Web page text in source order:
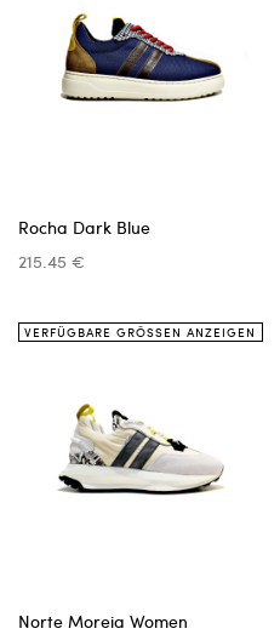
Rocha Dark Blue
215.45 €
VERFÜGBARE GRÖSSEN ANZEIGEN
Norte Moreia Women